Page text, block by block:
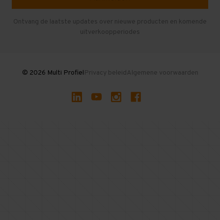
Gebruikte entresolvloeren
Ontvang de laatste updates over nieuwe producten en komende
uitverkoopperiodes
© 2026 Multi ProfielPrivacy beleidAlgemene voorwaarden